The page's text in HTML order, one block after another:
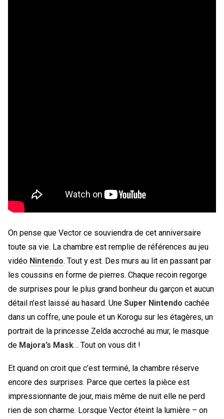
On pense que Vector ce souviendra de cet anniversaire
toute sa vie. La chambre est remplie de références au jeu
vidéo Nintendo. Tout y est. Des murs au lit en passant par
les coussins en forme de pierres. Chaque recoin regorge
de surprises pour le plus grand bonheur du garçon et aucun
détail n’est laissé au hasard. Une Super Nintendo cachée
dans un coffre, une poule et un Korogu sur les étagères, un
portrait de la princesse Zelda accroché au mur, le masque
de Majora’s Mask… Tout on vous dit !
Et quand on croit que c’est terminé, la chambre réserve
encore des surprises. Parce que certes la pièce est
impressionnante de jour, mais même de nuit elle ne perd
rien de son charme. Lorsque Vector éteint la lumière – on